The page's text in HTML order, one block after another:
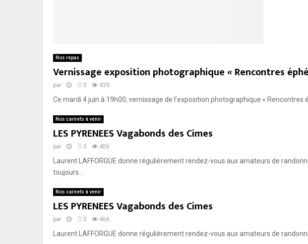
Nos repas
Vernissage exposition photographique « Rencontres
par 0 439
Ce mardi 4 juin à 19h00, vernissage de l’exposition photographique «
Nos carnets à venir
LES PYRENEES Vagabonds des Cimes
par 0 406
Laurent LAFFORGUE donne régulièrement rendez-vous aux amateurs de
toujours...
Nos carnets à venir
LES PYRENEES Vagabonds des Cimes
par 0 466
Laurent LAFFORGUE donne régulièrement rendez-vous aux amateurs de